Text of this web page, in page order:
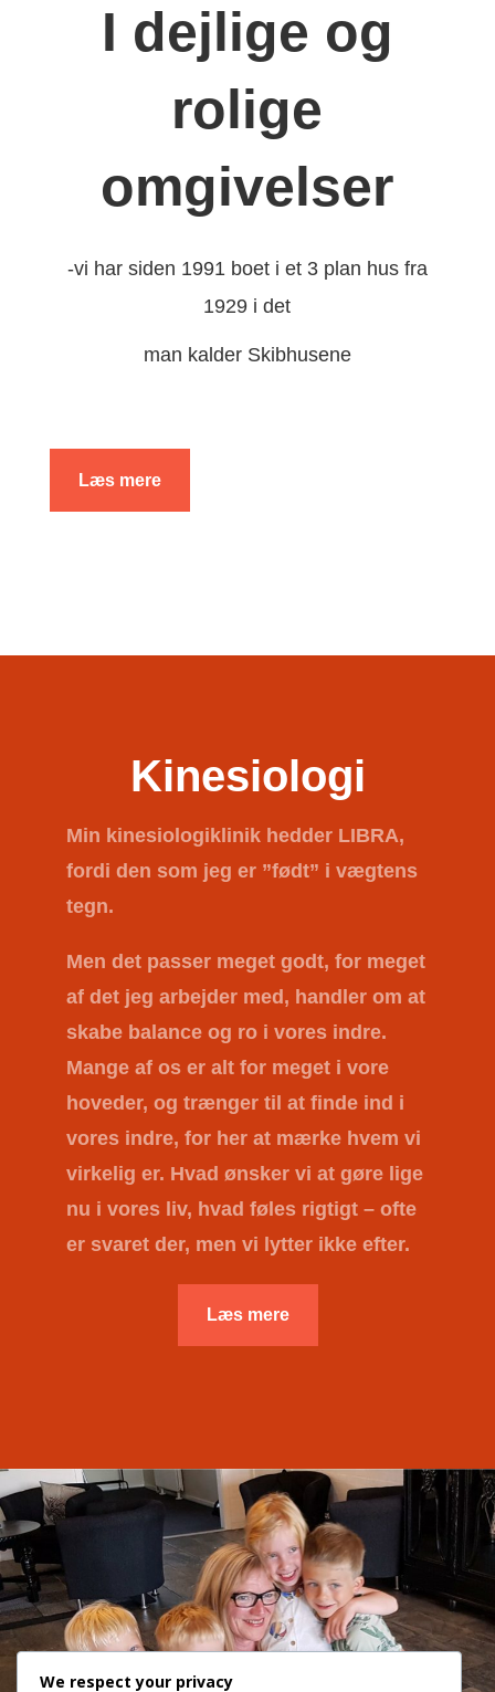
I dejlige og
rolige
omgivelser
-vi har siden 1991 boet i et 3 plan hus fra
1929 i det
man kalder Skibhusene
Læs mere
Kinesiologi
Min kinesiologiklinik hedder LIBRA,
fordi den som jeg er ”født” i vægtens
tegn.
Men det passer meget godt, for meget
af det jeg arbejder med, handler om at
skabe balance og ro i vores indre.
Mange af os er alt for meget i vore
hoveder, og trænger til at finde ind i
vores indre, for her at mærke hvem vi
virkelig er. Hvad ønsker vi at gøre lige
nu i vores liv, hvad føles rigtigt – ofte
er svaret der, men vi lytter ikke efter.
Læs mere
We respect your privacy